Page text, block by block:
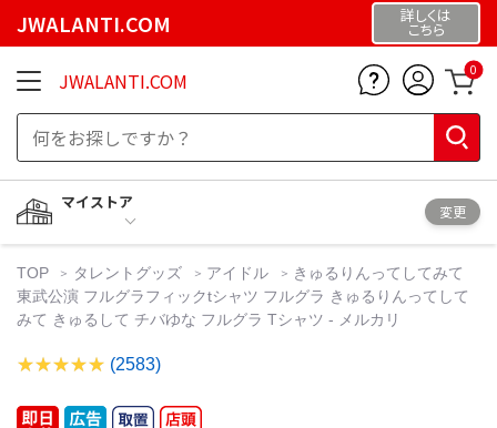
JWALANTI.COM 詳しくは
こちら
JWALANTI.COM 0
マイストア
変更
TOP タレントグッズ アイドル
きゅるりんってしてみて
東武公演 フルグラフィックtシャツ フルグラ きゅるりんってして
みて きゅるして チバゆな フルグラ Tシャツ - メルカリ
(2583)